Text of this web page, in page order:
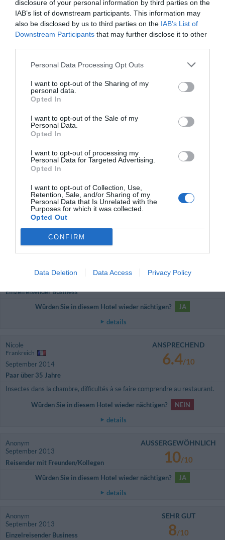
disclosure of your personal information by third parties on the
IAB’s list of downstream participants. This information may
also be disclosed by us to third parties on the IAB’s List of
Downstream Participants that may further disclose it to other
Personal Data Processing Opt Outs
I want to opt-out of the Sharing of my
personal data.
Opted In
I want to opt-out of the Sale of my
Personal Data.
Opted In
I want to opt-out of processing my
Personal Data for Targeted Advertising.
Opted In
I want to opt-out of Collection, Use,
Retention, Sale, and/or Sharing of my
Personal Data that Is Unrelated with the
Purposes for which it was collected.
Opted Out
CONFIRM
Data Deletion Data Access Privacy Policy
Italien
Februar 2016 8/10
Conoscevo già l'hotel ed e' quello che cercavo, servizio e personale non si
sono smentiti. Ci tornero'
details
Paar unter 35 Jahren
SEHR GUT
Würden Sie in diesem Hotel wieder nächtigen?
details
Oktober 2015
Einzelreisender Business
9.1/10
Würden Sie in diesem Hotel wieder nächtigen?
Einzelreisender Business
8/10
Würden Sie in diesem Hotel wieder nächtigen?
JA
details
Nicole
Frankreich
September 2014
Paar über 35 Jahre
ANSPRECHEND
6.4/10
Insectes dans la chambre, difficultés à se faire comprendre au restaurant.
Würden Sie in diesem Hotel wieder nächtigen?
NEIN
details
Anonym
September 2013
Reisender mit Freunden/Kollegen
AUSSERGEWÖHNLICH
10/10
Würden Sie in diesem Hotel wieder nächtigen?
JA
details
Anonym
September 2013
Einzelreisender Business
SEHR GUT
8/10